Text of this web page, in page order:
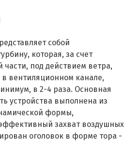
собой
которая, за счет
под действием ветра,
в вентиляционном канале,
в 2-4 раза. Основная
устройства выполнена из
формы,
захват воздушных
оголовок в форме тора -